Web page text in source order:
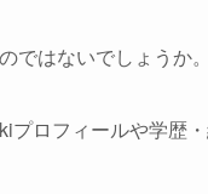
ではないでしょうか。
プロフィールや学歴